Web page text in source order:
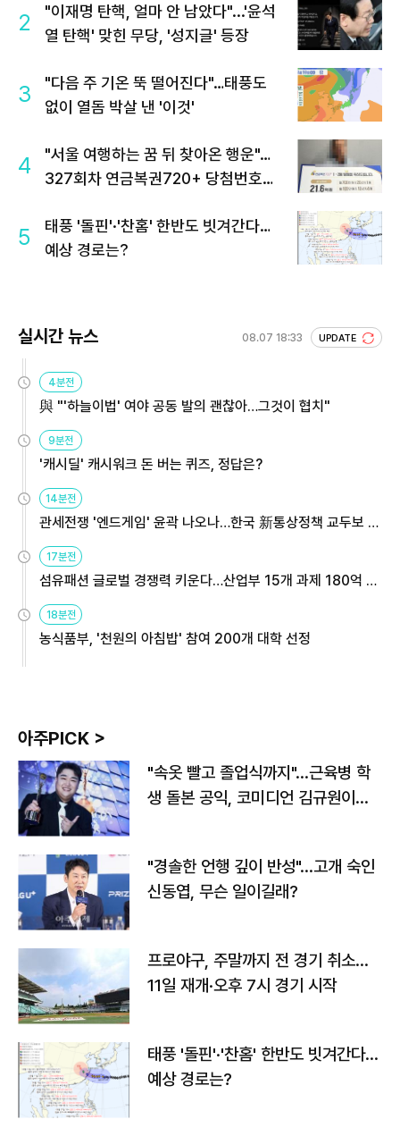
2
"이재명 탄핵, 얼마 안 남았다"...'윤석
열 탄핵' 맞힌 무당, '성지글' 등장
3
"다음 주 기온 뚝 떨어진다"…태풍도
없이 열돔 박살 낸 '이것'
4
"서울 여행하는 꿈 뒤 찾아온 행운"…
327회차 연금복권720+ 당첨번호조
5
태풍 '돌핀'·'찬홈' 한반도 빗겨간다…
예상 경로는?
실시간 뉴스 08.07 18:33 UPDATE
4분전
與 "'하늘이법' 여야 공동 발의 괜찮아…그것이 협치"
9분전
'캐시딜' 캐시워크 돈 버는 퀴즈, 정답은?
14분전
관세전쟁 '엔드게임' 윤곽 나오나…한국 新통상정책 교두보 활
17분전
섬유패션 글로벌 경쟁력 키운다…산업부 15개 과제 180억 지
18분전
농식품부, '천원의 아침밥' 참여 200개 대학 선정
아주PICK >
"속옷 빨고 졸업식까지"…근육병 학
생 돌본 공익, 코미디언 김규원이었
"경솔한 언행 깊이 반성"…고개 숙인
신동엽, 무슨 일이길래?
프로야구, 주말까지 전 경기 취소…
11일 재개·오후 7시 경기 시작
태풍 '돌핀'·'찬홈' 한반도 빗겨간다…
예상 경로는?